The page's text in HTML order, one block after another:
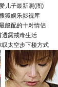
儿子最新照(图)
狐娱乐影视库
般配的十对情侣
透露戒毒生活
叹太空步下楼方式